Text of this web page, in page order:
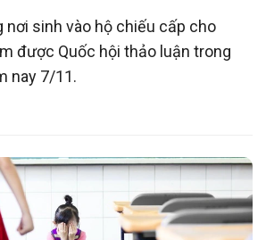
nơi sinh vào hộ chiếu cấp cho
được Quốc hội thảo luận trong
nay 7/11.